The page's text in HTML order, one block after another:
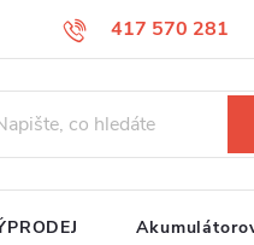
417 570 281
ochrany osobních údajů